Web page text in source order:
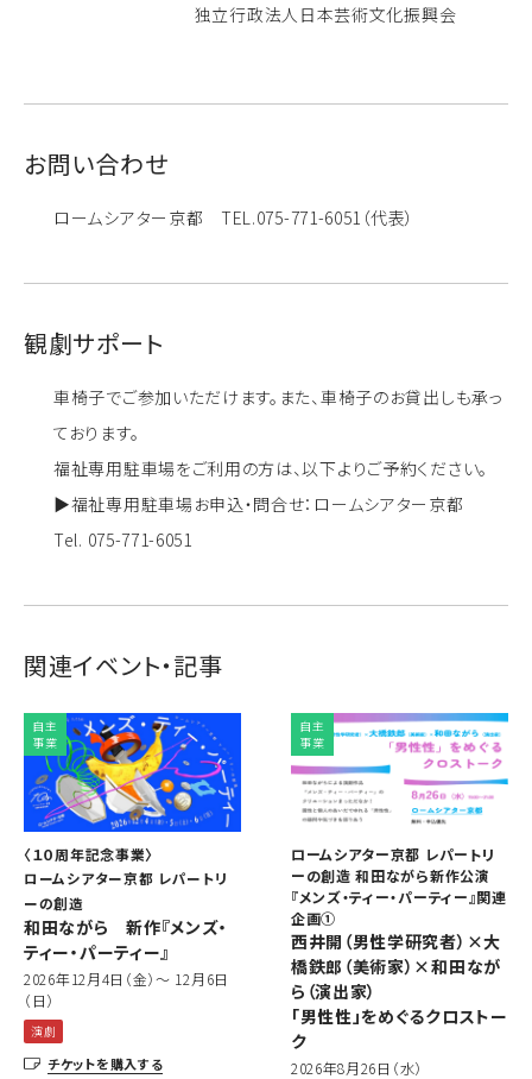
独立行政法人日本芸術文化振興会
お問い合わせ
ロームシアター京都 TEL.075-771-6051（代表）
観劇サポート
車椅子でご参加いただけます。また、車椅子のお貸出しも承っ
ております。
福祉専用駐車場をご利用の方は、以下よりご予約ください。
▶福祉専用駐車場お申込・問合せ：ロームシアター京都
Tel. 075-771-6051
関連イベント・記事
自主
事業
〈１０周年記念事業〉
ロームシアター京都 レパートリ
ーの創造
和田ながら 新作『メンズ・
ティー・パーティー』
2026年12月4日（金）～ 12月6日
（日）
演劇
チケットを購入する
自主
事業
ロームシアター京都 レパートリ
ーの創造 和田ながら新作公演
『メンズ・ティー・パーティー』関連
企画①
西井開（男性学研究者）×大
橋鉄郎（美術家）×和田なが
ら（演出家）
「男性性」をめぐるクロストー
ク
2026年8月26日（水）